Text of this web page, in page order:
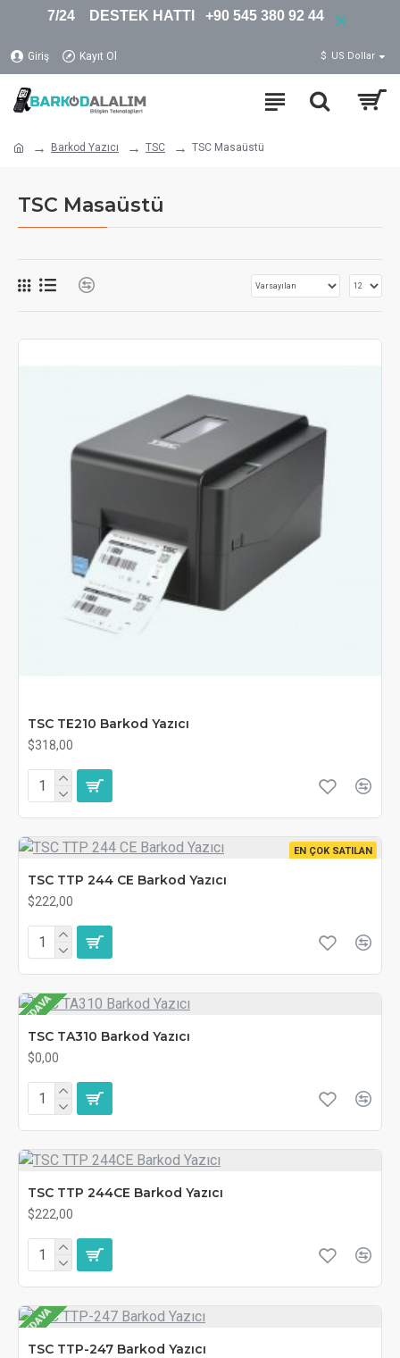
7/24 DESTEK HATTI +90 545 380 92 44
Giriş Kayıt Ol $ US Dollar
Barkod Yazıcı TSC TSC Masaüstü
TSC Masaüstü
TSC TE210 Barkod Yazıcı
$318,00
EN ÇOK SATILAN
TSC TTP 244 CE Barkod Yazıcı
$222,00
BEDAVA
TSC TA310 Barkod Yazıcı
$0,00
TSC TTP 244CE Barkod Yazıcı
$222,00
BEDAVA
TSC TTP-247 Barkod Yazıcı